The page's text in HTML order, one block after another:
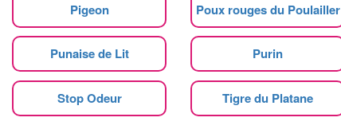
Pigeon Poux rouges du Poulailler
Punaise de Lit Purin
Stop Odeur Tigre du Platane